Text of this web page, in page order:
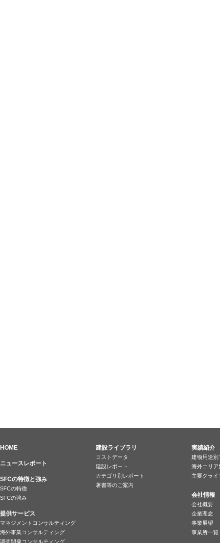
HOME
ニュースレポート
SFCの特徴と強み
SFCの特徴
SFCの強み
提供サービス
マネジメントコンサルティング
海外事業コンサルティング
調査開発コンサルティング
建設ライブラリ
コストデータ
建設レポート
カテゴリ別レポート
著書等のご案内
実績紹介
建物用途別
海外エリア
主要クラ
会社情報
会社概要
企業理念
事業展望
事業所一覧